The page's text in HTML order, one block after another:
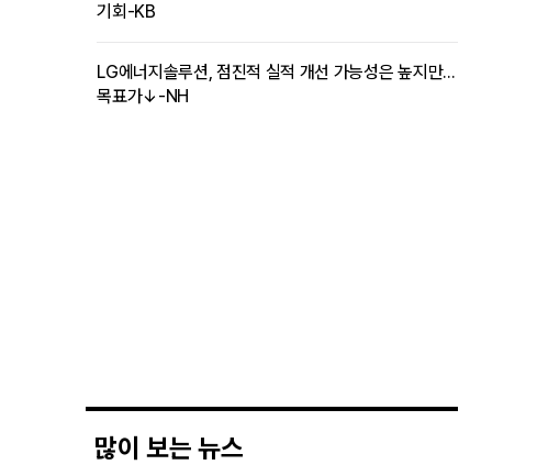
기회-KB
LG에너지솔루션, 점진적 실적 개선 가능성은 높지만...
목표가↓-NH
많이 보는 뉴스